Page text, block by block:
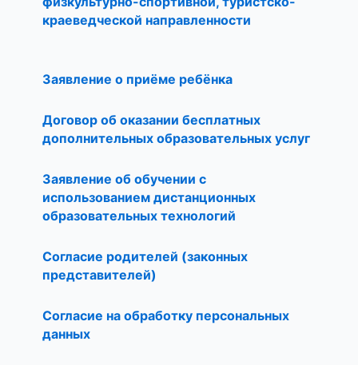
краеведческой направленности
Заявление о приёме ребёнка
Договор об оказании бесплатных
дополнительных образовательных услуг
Заявление об обучении с
использованием дистанционных
образовательных технологий
Согласие родителей (законных
представителей)
Согласие на обработку персональных
данных